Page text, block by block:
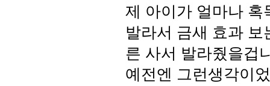
제 아이가 얼마나 혹
발라서 금새 효과
른 사서 발라줬을겁
예전엔 그런생각이